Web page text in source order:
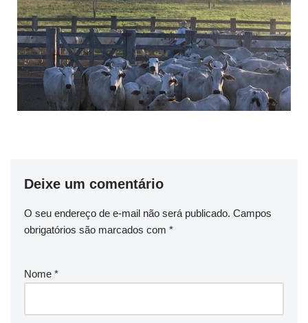
Deixe um comentário
O seu endereço de e-mail não será publicado. Campos
obrigatórios são marcados com *
Nome *